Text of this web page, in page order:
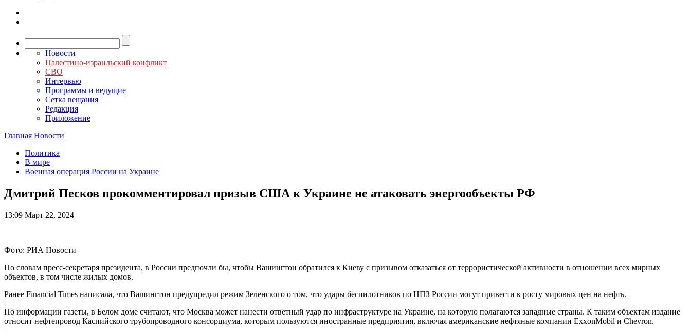
Новости
Палестино-израильский конфликт
СВО
Интервью
Программы и ведущие
Сетка вещания
Редакция
Приложение
Главная Новости
Политика
В мире
Военная операция России на Украине
Дмитрий Песков прокомментировал призыв США к Украине не атаковать энергообъекты РФ
13:09 Март 22, 2024
Фото: РИА Новости
По словам пресс-секретаря президента, в России предпочли бы, чтобы Вашингтон обратился к Киеву с призывом отказаться от террористической активности в отношении всех мирных
объектов, в том числе жилых домов.
Ранее Financial Times написала, что Вашингтон предупредил режим Зеленского о том, что удары беспилотников по НПЗ России могут привести к росту мировых цен на нефть.
По информации газеты, в Белом доме считают, что Москва может нанести ответный удар по инфраструктуре на Украине, на которую полагаются западные страны. К таким объектам издание
относит нефтепровод Каспийского трубопроводного консорциума, которым пользуются иностранные предприятия, включая американские нефтяные компании ExxonMobil и Chevron.